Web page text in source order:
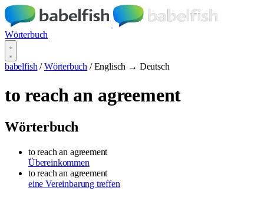
Wörterbuch
babelfish / Wörterbuch / Englisch → Deutsch
to reach an agreement
Wörterbuch
to reach an agreement
Übereinkommen
to reach an agreement
eine Vereinbarung treffen